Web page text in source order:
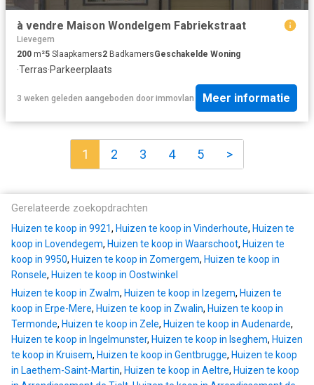
à vendre Maison Wondelgem Fabriekstraat
Lievegem
200 m²5 Slaapkamers2 BadkamersGeschakelde Woning
·Terras·Parkeerplaats
3 weken geleden aangeboden door immovlan Meer informatie
1 2 3 4 5 >
Gerelateerde zoekopdrachten
Huizen te koop in 9921, Huizen te koop in Vinderhoute, Huizen te
koop in Lovendegem, Huizen te koop in Waarschoot, Huizen te
koop in 9950, Huizen te koop in Zomergem, Huizen te koop in
Ronsele, Huizen te koop in Oostwinkel
Huizen te koop in Zwalm, Huizen te koop in Izegem, Huizen te
koop in Erpe-Mere, Huizen te koop in Zwalin, Huizen te koop in
Termonde, Huizen te koop in Zele, Huizen te koop in Audenarde,
Huizen te koop in Ingelmunster, Huizen te koop in Iseghem, Huizen
te koop in Kruisem, Huizen te koop in Gentbrugge, Huizen te koop
in Laethem-Saint-Martin, Huizen te koop in Aeltre, Huizen te koop